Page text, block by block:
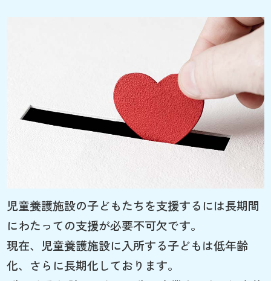
児童養護施設の子どもたちを支援するには長期間
にわたっての支援が必要不可欠です。
現在、児童養護施設に入所する子どもは低年齢
化、さらに長期化しております。